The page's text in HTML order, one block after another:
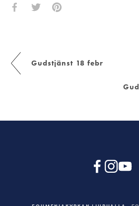
Gudstjänst 18 febr